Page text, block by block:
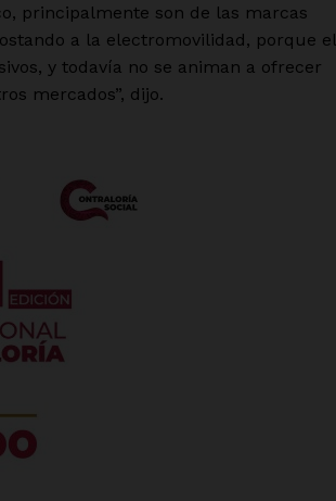
principalmente son de las marcas
a la electromovilidad, porque el
y todavía no se animan a ofrecer
mercados”, dijo.